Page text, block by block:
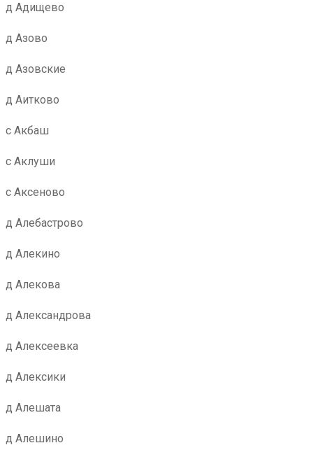
д Адищево
д Азово
д Азовские
д Аитково
с Акбаш
с Аклуши
с Аксеново
д Алебастрово
д Алекино
д Алекова
д Александрова
д Алексеевка
д Алексики
д Алешата
д Алешино